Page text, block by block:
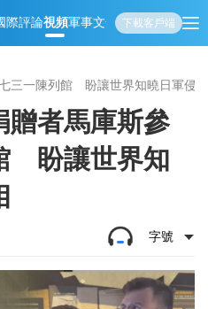
際評論視頻軍事文化 娛樂生活教育體
下載客戶端
三一陳列館 盼讓世界知曉日軍侵
贈者馬庫斯參
盼讓世界知
字號